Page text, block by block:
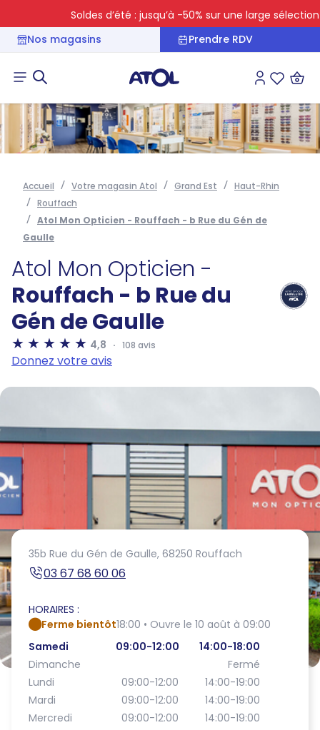
Soldes d’été : jusqu’à -50% sur une large sélection
Nos magasins
Prendre RDV
Connexion
Accueil Votre magasin Atol Grand Est
Haut-Rhin
Rouffach
Atol Mon Opticien - Rouffach - b Rue du Gén de
Gaulle
Atol Mon Opticien -
Rouffach - b Rue du
Gén de Gaulle
4,8 108 avis
Donnez votre avis
35b Rue du Gén de Gaulle, 68250 Rouffach
03 67 68 60 06
HORAIRES :
Ferme bientôt18:00 • Ouvre le 10 août à 09:00
Samedi
09:00-12:00
14:00-18:00
Dimanche
Fermé
Lundi
09:00-12:00
14:00-19:00
Mardi
09:00-12:00
14:00-19:00
Mercredi
09:00-12:00
14:00-19:00